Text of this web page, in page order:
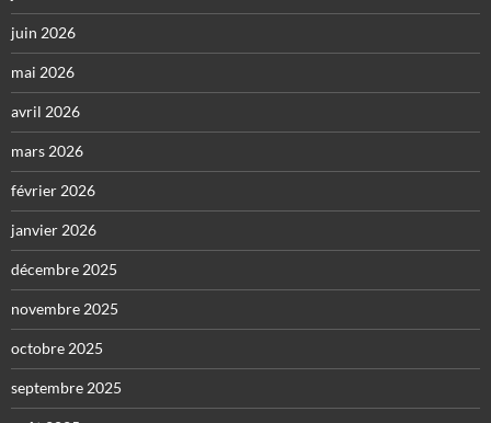
juin 2026
mai 2026
avril 2026
mars 2026
février 2026
janvier 2026
décembre 2025
novembre 2025
octobre 2025
septembre 2025